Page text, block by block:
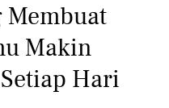
Membuat
Makin
Hari